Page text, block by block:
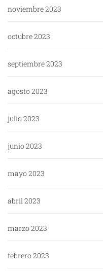
noviembre 2023
octubre 2023
septiembre 2023
agosto 2023
julio 2023
junio 2023
mayo 2023
abril 2023
marzo 2023
febrero 2023